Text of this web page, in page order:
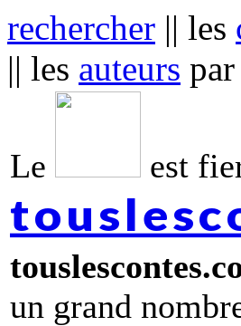
rechercher || les
|| les auteurs par
Le est
un grand